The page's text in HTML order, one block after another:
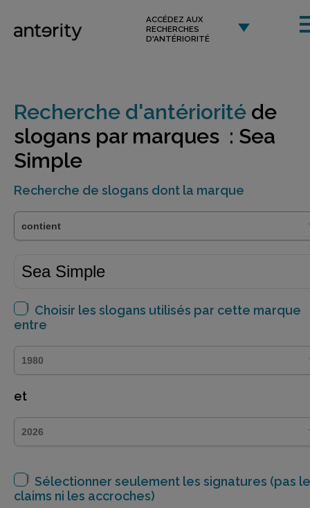
ACCÉDEZ AUX
RECHERCHES
D'ANTÉRIORITÉ
Recherche d'antériorité de
slogans par marques : Sea
Simple
Recherche de slogans dont la marque
Choisir les slogans utilisés par cette marque
entre
et
Sélectionner seulement les signatures (pas
claims ni les accroches)